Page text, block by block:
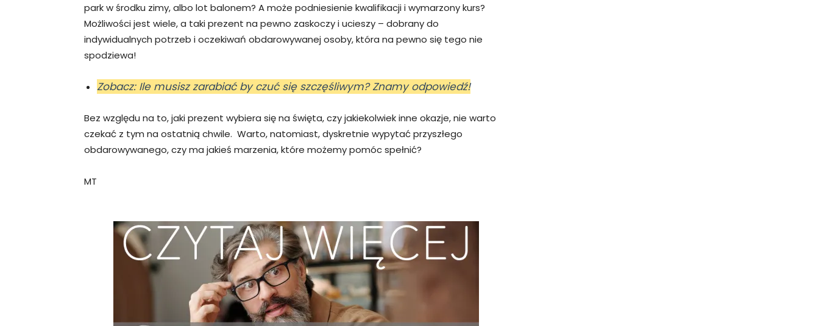
park w środku zimy, albo lot balonem? A może podniesienie kwalifikacji i wymarzony kurs?
Możliwości jest wiele, a taki prezent na pewno zaskoczy i ucieszy – dobrany do
indywidualnych potrzeb i oczekiwań obdarowywanej osoby, która na pewno się tego nie
spodziewa!
Zobacz: Ile musisz zarabiać by czuć się szczęśliwym? Znamy odpowiedź!
Bez względu na to, jaki prezent wybiera się na święta, czy jakiekolwiek inne okazje, nie warto
czekać z tym na ostatnią chwile. Warto, natomiast, dyskretnie wypytać przyszłego
obdarowywanego, czy ma jakieś marzenia, które możemy pomóc spełnić?
MT